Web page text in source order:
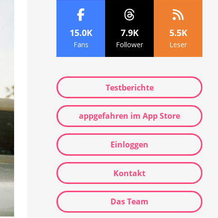
15.0K
Fans
7.9K
Follower
5.5K
Leser
Testberichte
appgefahren im App Store
Einloggen
Kontakt
Das Team